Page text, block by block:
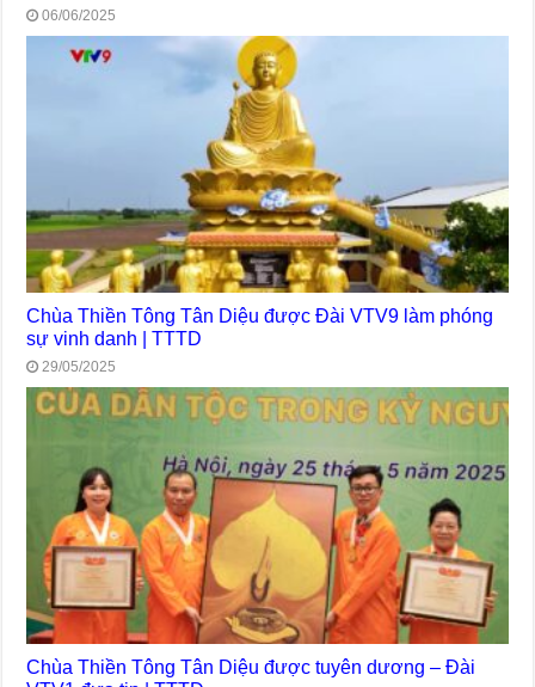
06/06/2025
Chùa Thiền Tông Tân Diệu được Đài VTV9 làm phóng
sự vinh danh | TTTD
29/05/2025
Chùa Thiền Tông Tân Diệu được tuyên dương – Đài